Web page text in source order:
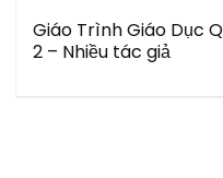
Giáo Trình Giáo Dục
2 – Nhiều tác giả